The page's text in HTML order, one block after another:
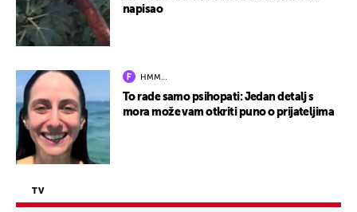
napisao
HMM…
To rade samo psihopati: Jedan detalj s
mora može vam otkriti puno o prijateljima
TV